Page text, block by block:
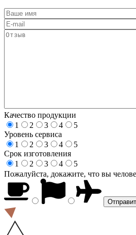
Качество продукции
1
2 3 4
5
Уровень сервиса
1
2 3 4
5
Срок изготовления
1
2 3 4
5
Пожалуйста, докажите, что вы